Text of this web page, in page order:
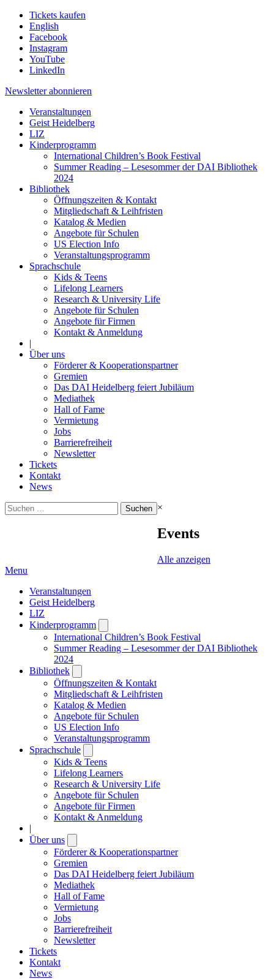
Tickets kaufen
English
Facebook
Instagram
YouTube
LinkedIn
Newsletter abonnieren
Veranstaltungen
Geist Heidelberg
LIZ
Kinderprogramm
International Children’s Book Festival
Summer Reading – Lesesommer der DAI Bibliothek
2024
Bibliothek
Öffnungszeiten & Kontakt
Mitgliedschaft & Leihfristen
Katalog & Medien
Angebote für Schulen
US Election Info
Veranstaltungsprogramm
Sprachschule
Kids & Teens
Lifelong Learners
Research & University Life
Angebote für Schulen
Angebote für Firmen
Kontakt & Anmeldung
|
Über uns
Förderer & Kooperationspartner
Gremien
Das DAI Heidelberg feiert Jubiläum
Mediathek
Hall of Fame
Vermietung
Jobs
Barrierefreiheit
Newsletter
Tickets
Kontakt
News
Suchen
nach:
×
Events
Alle anzeigen
Menu
Veranstaltungen
Geist Heidelberg
LIZ
Kinderprogramm
submenu
International Children’s Book Festival
Summer Reading – Lesesommer der DAI Bibliothek
2024
Bibliothek
submenu
Öffnungszeiten & Kontakt
Mitgliedschaft & Leihfristen
Katalog & Medien
Angebote für Schulen
US Election Info
Veranstaltungsprogramm
Sprachschule
submenu
Kids & Teens
Lifelong Learners
Research & University Life
Angebote für Schulen
Angebote für Firmen
Kontakt & Anmeldung
|
Über uns
submenu
Förderer & Kooperationspartner
Gremien
Das DAI Heidelberg feiert Jubiläum
Mediathek
Hall of Fame
Vermietung
Jobs
Barrierefreiheit
Newsletter
Tickets
Kontakt
News